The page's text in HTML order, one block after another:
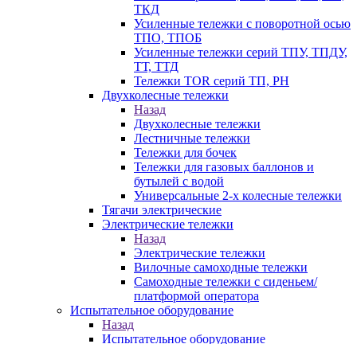
ТКД
Усиленные тележки с поворотной осью
ТПО, ТПОБ
Усиленные тележки серий ТПУ, ТПДУ,
ТТ, ТТД
Тележки TOR серий ТП, PH
Двухколесные тележки
Назад
Двухколесные тележки
Лестничные тележки
Тележки для бочек
Тележки для газовых баллонов и
бутылей с водой
Универсальные 2-х колесные тележки
Тягачи электрические
Электрические тележки
Назад
Электрические тележки
Вилочные самоходные тележки
Самоходные тележки с сиденьем/
платформой оператора
Испытательное оборудование
Назад
Испытательное оборудование